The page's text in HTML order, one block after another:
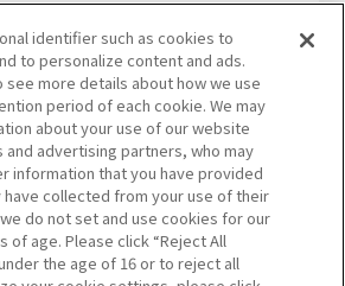
ソーシャルメディアポリシー
等の取り扱いに関する保護方針
identifier such as cookies to
to personalize content and ads.
see more details about how we use
period of each cookie. We may
about your use of our website
advertising partners, who may
information that you have provided
collected from your use of their
do not set and use cookies for our
of age. Please click “Reject All
the age of 16 or to reject all